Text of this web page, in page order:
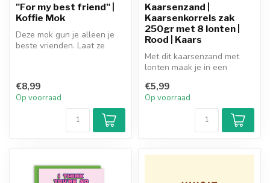
"For my best friend" |
Koffie Mok
Deze mok gun je alleen je
beste vrienden. Laat ze
€8,99
Op voorraad
Kaarsenzand |
Kaarsenkorrels zak
250gr met 8 lonten |
Rood | Kaars
Met dit kaarsenzand met
lonten maak je in een
Giet h...
€5,99
Op voorraad